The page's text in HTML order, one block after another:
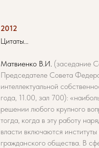
2012
Цитаты...
Матвиенко В.И. (заседание
Председателе Совета
интеллектуальной
года, 11.00, зал 700):
решении любого крупного
тогда, когда в эту работу
власти включаются институты
гражданского общества. В